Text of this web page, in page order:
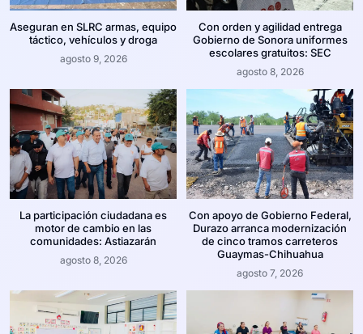
Aseguran en SLRC armas, equipo
táctico, vehículos y droga
agosto 9, 2026
Con orden y agilidad entrega
Gobierno de Sonora uniformes
escolares gratuitos: SEC
agosto 8, 2026
La participación ciudadana es
motor de cambio en las
comunidades: Astiazarán
agosto 8, 2026
Con apoyo de Gobierno Federal,
Durazo arranca modernización
de cinco tramos carreteros
Guaymas-Chihuahua
agosto 7, 2026